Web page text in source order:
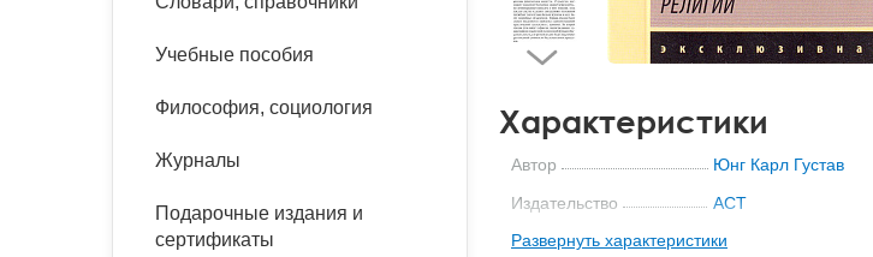
Характеристики
Автор
Юнг Карл Густав
Издательство
АСТ
Формат книги
180x115x25 мм
Развернуть характеристики
Учебные пособия
Философия, социология
Журналы
Подарочные издания и
сертификаты